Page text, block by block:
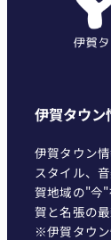
伊賀タウン
伊賀タウン
スタイル、
賀地域の"今"
賀と名張の
※伊賀タウ